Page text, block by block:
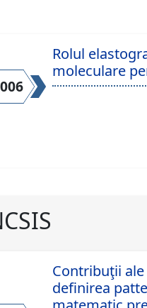
Rolul
moleculare
Contribuţii
definirea